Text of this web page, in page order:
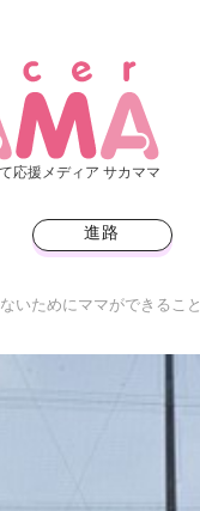
応援メディア サカママ
進路
いためにママができること